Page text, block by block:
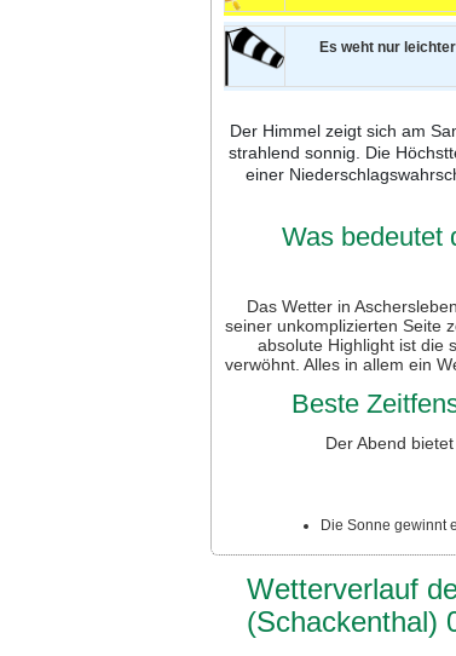
Es weht nur
Der Himmel zeigt sich am
strahlend sonnig. Die
einer
Was bedeutet
Das Wetter in
seiner unkomplizierten Seite
absolute Highlight ist die
verwöhnt. Alles in allem ein
Beste
Der Abend
Die Sonne gewinnt
Wetterverlauf
(Schackenthal)